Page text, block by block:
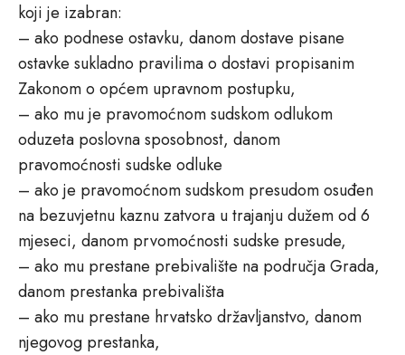
koji je izabran:
– ako podnese ostavku, danom dostave pisane
ostavke sukladno pravilima o dostavi propisanim
Zakonom o općem upravnom postupku,
– ako mu je pravomoćnom sudskom odlukom
oduzeta poslovna sposobnost, danom
pravomoćnosti sudske odluke
– ako je pravomoćnom sudskom presudom osuđen
na bezuvjetnu kaznu zatvora u trajanju dužem od 6
mjeseci, danom prvomoćnosti sudske presude,
– ako mu prestane prebivalište na područja Grada,
danom prestanka prebivališta
– ako mu prestane hrvatsko državljanstvo, danom
njegovog prestanka,